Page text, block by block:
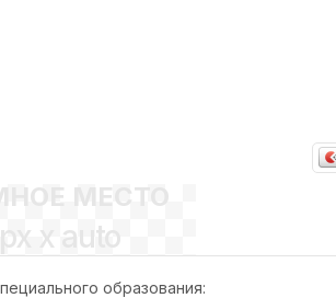
МЕСТО
x auto
образования: